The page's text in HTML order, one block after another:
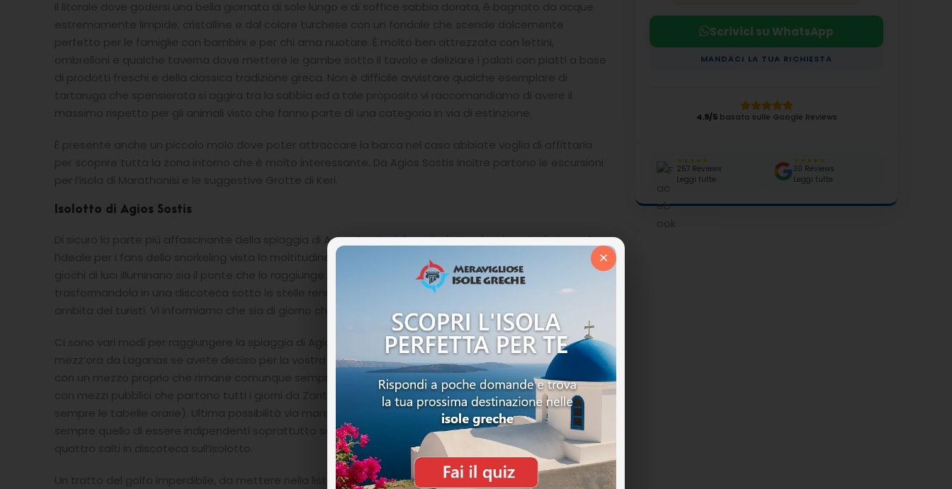
Isolotto di Agios Sostis
Di sicuro la parte più affascinante della spiaggia di Agios Sostis, è il suo isolotto che durante il giorno è
l’ideale per i fans dello snorkeling vista la moltitudine di pesciolini intorno alle rocce, mentre alla sera,
giochi di luci illuminano sia il ponte che lo raggiunge con una romantica passeggiata che l’isola
trasformandola in una discoteca sotto le stelle rendendo l’ambiente misterioso e fatato nonché meta
ambita dei turisti. Vi informiamo che sia di giorno che di sera, la visita è a pagamento.
Ci sono vari modi per raggiungere la spiaggia di Agios Sostis, uno è a piedi con una passeggiata di circa
mezz’ora da Laganas se avete deciso per la vostra vacanza a Zante di soggiornare proprio lì. Il secondo
con un mezzo proprio che rimane comunque sempre l’ideale dato che non vi darà limiti di orari, il terzo
con mezzi pubblici che partono tutti i giorni da Zante Città e Laganas a varie ore del giorno (consultare
sempre le tabelle orarie). Ultima possibilità via mare con una imbarcazione privata. Il nostro consiglio è
sempre quello di essere indipendenti soprattutto se vorrete passare la serata magari facendo anche
Un tratto del golfo imperdibile, da mettere nella lista delle cose da fare a Zante, dove immergersi in una
Scrivici su WhatsApp
MANDACI LA TUA RICHIESTA
4.9/5basato sulle Google Reviews
★★★★★
257 Reviews
Leggi tutte
★★★★★
30 Reviews
Leggi tutte
×